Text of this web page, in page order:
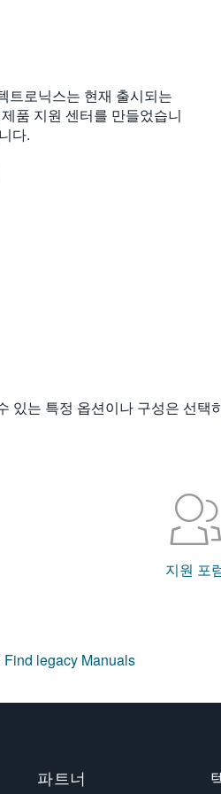
트로닉스는 현재 출시되는
품 지원 센터를 만들었습니
다.
있는 특정 옵션이나 구성은 선택
지원 포
Find legacy Manuals
파트너